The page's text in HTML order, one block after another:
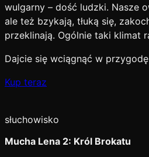
wulgarny – dość ludzki. Nasze
ale też bzykają, tłuką się,
przeklinają. Ogólnie taki klimat
Dajcie się wciągnąć w
Kup teraz
słuchowisko
Mucha Lena 2: Król Brokatu